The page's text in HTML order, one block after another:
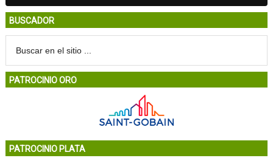
BUSCADOR
PATROCINIO ORO
PATROCINIO PLATA